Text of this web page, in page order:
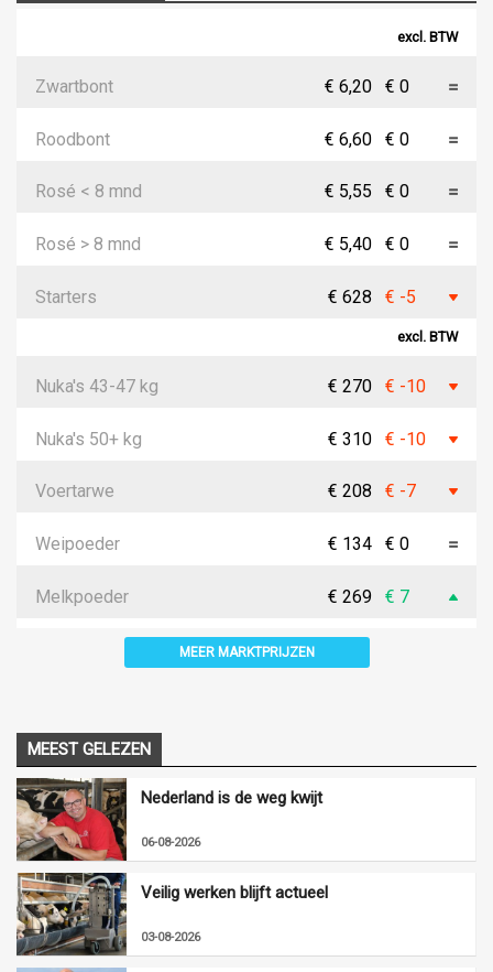
excl. BTW
Zwartbont € 6,20 € 0
Roodbont € 6,60 € 0
Rosé < 8 mnd € 5,55 € 0
Rosé > 8 mnd € 5,40 € 0
Starters € 628 € -5
excl. BTW
Nuka's 43-47 kg € 270 € -10
Nuka's 50+ kg € 310 € -10
Voertarwe € 208 € -7
Weipoeder € 134 € 0
Melkpoeder € 269 € 7
MEER MARKTPRIJZEN
MEEST GELEZEN
Nederland is de weg kwijt
06-08-2026
Veilig werken blijft actueel
03-08-2026